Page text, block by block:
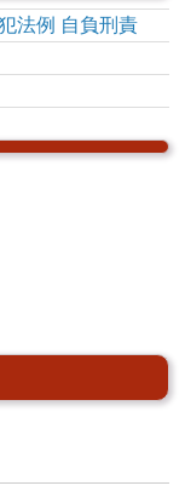
法例 自負刑責